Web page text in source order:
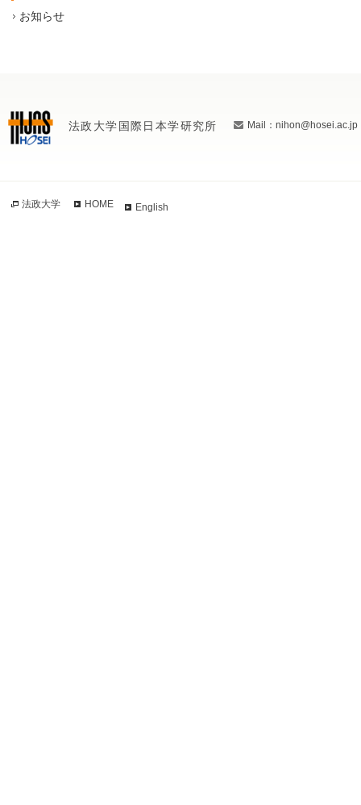
お知らせ
法政大学国際日本学研究所 Mail：nihon@hosei.ac.jp
法政大学 HOME English